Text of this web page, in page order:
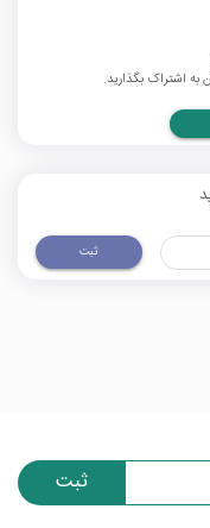
به اشتراک بگذارید.
ثبت
ثبت